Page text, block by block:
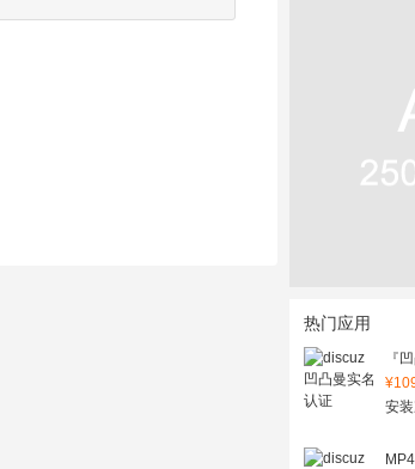
热门应用
『
安